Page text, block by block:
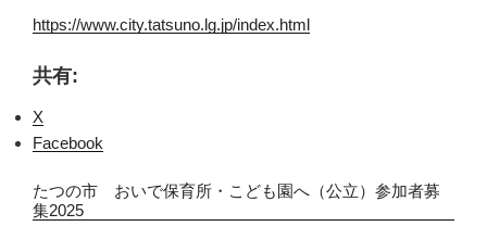
https://www.city.tatsuno.lg.jp/index.html
共有:
X
Facebook
たつの市 おいで保育所・こども園へ（公立）参加者募
集2025